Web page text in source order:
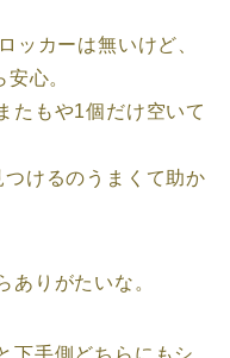
ッカーは無いけど、
心。
たもや1個だけ空いて
けるのうまくて助か
ありがたいな。